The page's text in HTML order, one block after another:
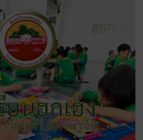
ยนฮกเฮง
เรียนฟรี มีภาษาจีน